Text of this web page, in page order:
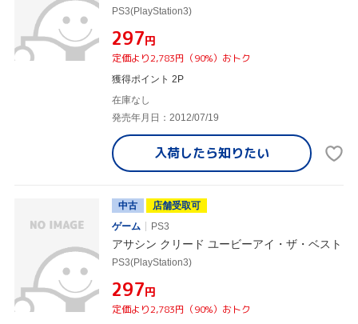
PS3(PlayStation3)
¥297円
定価より2,783円（90%）おトク
獲得ポイント 2P
在庫なし
発売年月日：2012/07/19
入荷したら知りたい
中古
店舗受取可
ゲーム
PS3
アサシン クリード ユービーアイ・ザ・ベスト
PS3(PlayStation3)
¥297円
定価より2,783円（90%）おトク